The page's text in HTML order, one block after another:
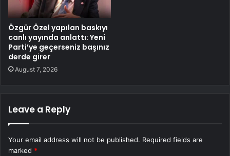
Özgür Özel yapılan baskıyı
canlı yayında anlattı: Yeni
Parti’ye geçerseniz başınız
derde girer
August 7, 2026
Leave a Reply
Your email address will not be published. Required fields are
marked *